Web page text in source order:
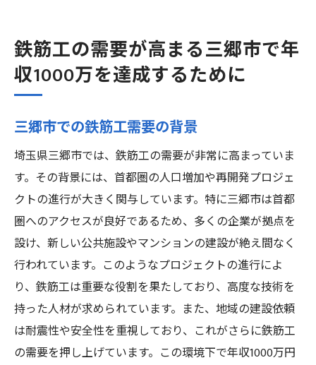
鉄筋工の需要が高まる三郷市で年
収1000万を達成するために
三郷市での鉄筋工需要の背景
埼玉県三郷市では、鉄筋工の需要が非常に高まっていま
す。その背景には、首都圏の人口増加や再開発プロジェ
クトの進行が大きく関与しています。特に三郷市は首都
圏へのアクセスが良好であるため、多くの企業が拠点を
設け、新しい公共施設やマンションの建設が絶え間なく
行われています。このようなプロジェクトの進行によ
り、鉄筋工は重要な役割を果たしており、高度な技術を
持った人材が求められています。また、地域の建設依頼
は耐震性や安全性を重視しており、これがさらに鉄筋工
の需要を押し上げています。この環境下で年収1000万円